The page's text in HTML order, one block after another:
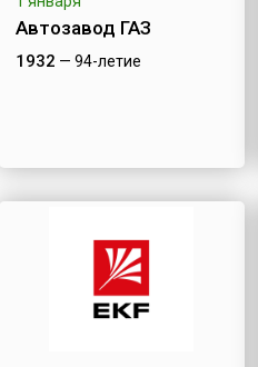
Автозавод ГАЗ
1932 — 94-летие